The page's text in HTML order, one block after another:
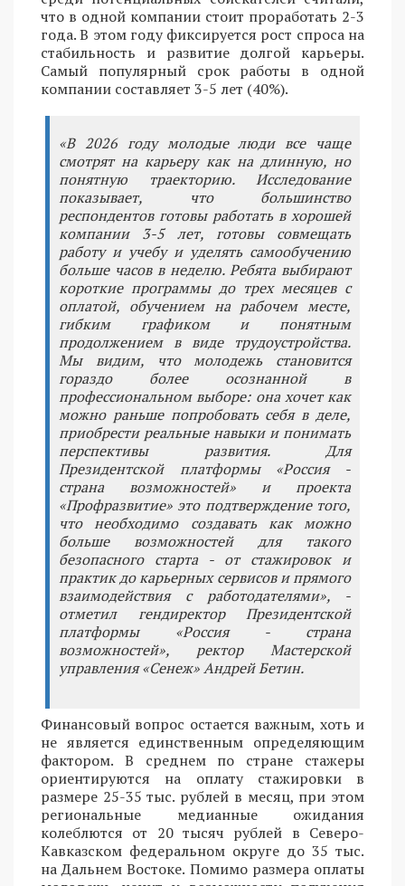
что в одной компании стоит проработать 2-3
года. В этом году фиксируется рост спроса на
стабильность и развитие долгой карьеры.
Самый популярный срок работы в одной
компании составляет 3-5 лет (40%).
«В 2026 году молодые люди все чаще
смотрят на карьеру как на длинную, но
понятную траекторию. Исследование
показывает, что большинство
респондентов готовы работать в хорошей
компании 3-5 лет, готовы совмещать
работу и учебу и уделять самообучению
больше часов в неделю. Ребята выбирают
короткие программы до трех месяцев с
оплатой, обучением на рабочем месте,
гибким графиком и понятным
продолжением в виде трудоустройства.
Мы видим, что молодежь становится
гораздо более осознанной в
профессиональном выборе: она хочет как
можно раньше попробовать себя в деле,
приобрести реальные навыки и понимать
перспективы развития. Для
Президентской платформы «Россия -
страна возможностей» и проекта
«Профразвитие» это подтверждение того,
что необходимо создавать как можно
больше возможностей для такого
безопасного старта - от стажировок и
практик до карьерных сервисов и прямого
взаимодействия с работодателями», -
отметил гендиректор Президентской
платформы «Россия - страна
возможностей», ректор Мастерской
управления «Сенеж» Андрей Бетин.
Финансовый вопрос остается важным, хоть и
не является единственным определяющим
фактором. В среднем по стране стажеры
ориентируются на оплату стажировки в
размере 25-35 тыс. рублей в месяц, при этом
региональные медианные ожидания
колеблются от 20 тысяч рублей в Северо-
Кавказском федеральном округе до 35 тыс.
на Дальнем Востоке. Помимо размера оплаты